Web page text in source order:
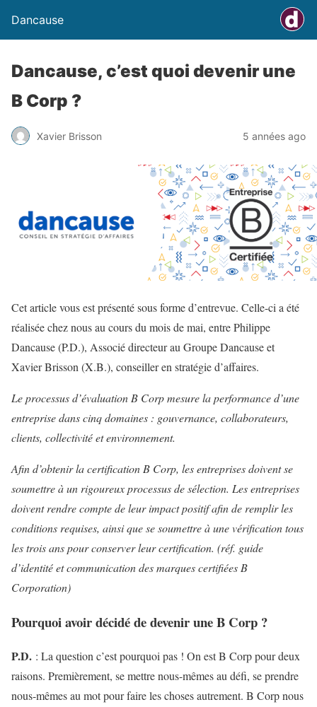
Dancause
Dancause, c’est quoi devenir une
B Corp ?
Xavier Brisson 5 années ago
Cet article vous est présenté sous forme d’entrevue. Celle-ci a été
réalisée chez nous au cours du mois de mai, entre Philippe
Dancause (P.D.), Associé directeur au Groupe Dancause et
Xavier Brisson (X.B.), conseiller en stratégie d’affaires.
Le processus d’évaluation B Corp mesure la performance d’une
entreprise dans cinq domaines : gouvernance, collaborateurs,
clients, collectivité et environnement.
Afin d’obtenir la certification B Corp, les entreprises doivent se
soumettre à un rigoureux processus de sélection. Les entreprises
doivent rendre compte de leur impact positif afin de remplir les
conditions requises, ainsi que se soumettre à une vérification tous
les trois ans pour conserver leur certification. (réf. guide
d’identité et communication des marques certifiées B
Corporation)
Pourquoi avoir décidé de devenir une B Corp ?
P.D. : La question c’est pourquoi pas ! On est B Corp pour deux
raisons. Premièrement, se mettre nous-mêmes au défi, se prendre
nous-mêmes au mot pour faire les choses autrement. B Corp nous